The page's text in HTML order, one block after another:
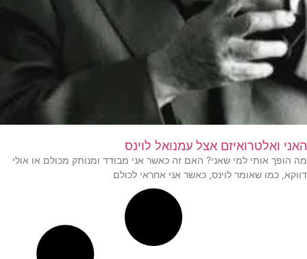
האני ואלטרואיזם אצל עמנואל לוינס
מה הופך אותי למי שאני? האם זה כאשר אני מבודד ומנותק מכולם או אולי
דווקא, כמו שאומר לוינס, כאשר אני אחראי לכולם